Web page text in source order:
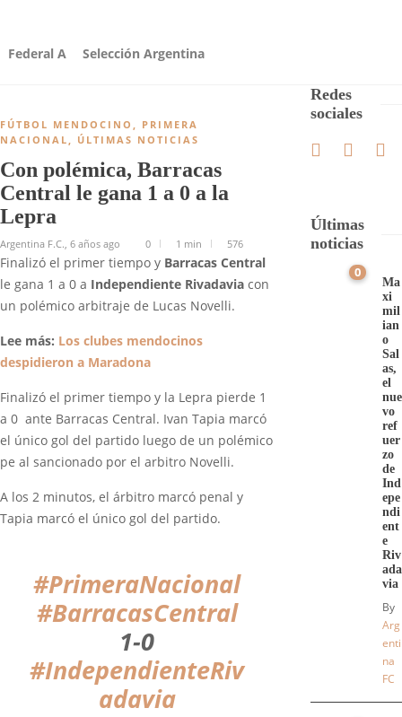
Federal A Selección Argentina
FÚTBOL MENDOCINO , PRIMERA
NACIONAL, ÚLTIMAS NOTICIAS
Con polémica, Barracas
Central le gana 1 a 0 a la
Lepra
Argentina F.C., 6 años ago 0 1 min 576
Finalizó el primer tiempo y Barracas Central
le gana 1 a 0 a Independiente Rivadavia con
un polémico arbitraje de Lucas Novelli.
Lee más: Los clubes mendocinos
despidieron a Maradona
Finalizó el primer tiempo y la Lepra pierde 1
a 0 ante Barracas Central. Ivan Tapia marcó
el único gol del partido luego de un polémico
pe al sancionado por el arbitro Novelli.
A los 2 minutos, el árbitro marcó penal y
Tapia marcó el único gol del partido.
#PrimeraNacional
#BarracasCentral
1-0
#IndependienteRiv
adavia
Redes
sociales
Últimas
noticias
0
Ma
xi
mil
ian
o
Sal
as,
el
nue
vo
ref
uer
zo
de
Ind
epe
ndi
ent
e
Riv
ada
via
By
Arg
enti
na
FC